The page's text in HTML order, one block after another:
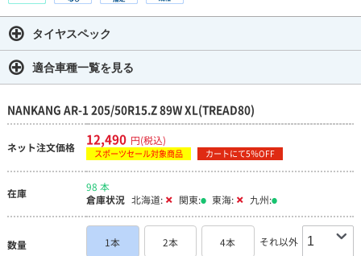
タイヤスペック
適合車種一覧を見る
NANKANG AR-1 205/50R15.Z 89W XL(TREAD80)
ネット注文価格 12,490 円(税込)
スポーツセール対象商品 カートにて5％OFF
在庫
98 本
倉庫状況 北海道: 関東: 東海: 九州:
数量 1本 2本 4本 それ以外